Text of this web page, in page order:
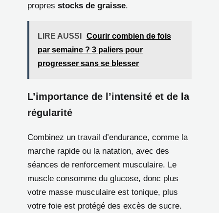
propres stocks de graisse.
LIRE AUSSI
Courir combien de fois
par semaine ? 3 paliers pour
progresser sans se blesser
L’importance de l’intensité et de la
régularité
Combinez un travail d’endurance, comme la
marche rapide ou la natation, avec des
séances de renforcement musculaire. Le
muscle consomme du glucose, donc plus
votre masse musculaire est tonique, plus
votre foie est protégé des excès de sucre.